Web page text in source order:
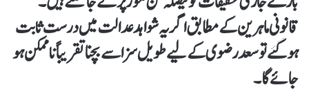
قانونی ماہرین کے مطابق اگر یہ شواہد عدالت میں درست ثابت
ہو گئے تو سعد رضوی کے لیے طویل سزا سے بچنا تقریباً ناممکن ہو
جائے گا۔